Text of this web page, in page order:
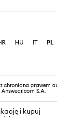
HU IT PL
chroniona prawem
Answear.com S.A.
i kupuj